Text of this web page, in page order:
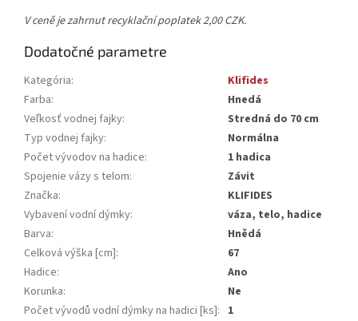
V ceně je zahrnut recyklační poplatek 2,00 CZK.
Dodatočné parametre
Kategória:
Klifides
Farba:
Hnedá
Veľkosť vodnej fajky:
Stredná do 70 cm
Typ vodnej fajky:
Normálna
Počet vývodov na hadice:
1 hadica
Spojenie vázy s telom:
Závit
Značka:
KLIFIDES
Vybavení vodní dýmky:
váza, telo, hadice
Barva:
Hnědá
Celková výška [cm]:
67
Hadice:
Ano
Korunka:
Ne
Počet vývodů vodní dýmky na hadici [ks]: 1